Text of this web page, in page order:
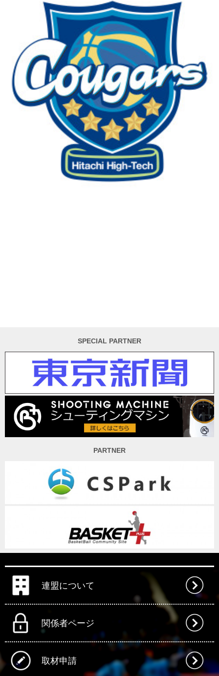
SPECIAL PARTNER
PARTNER
連盟について
関係者ページ
取材申請